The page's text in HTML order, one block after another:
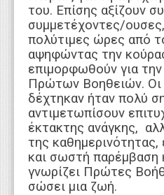
του. Επίσης αξίζουν
συμμετέχοντες/
πολύτιμες ώρες από
αψηφώντας την
επιμορφωθούν για
Πρώτων Βοηθειών. Οι
δέχτηκαν ήταν πολύ
αντιμετωπίσουν
έκτακτης ανάγκης,
της καθημερινότητας,
και σωστή παρέμβαση
γνωρίζει Πρώτες
σώσει μια ζωή.